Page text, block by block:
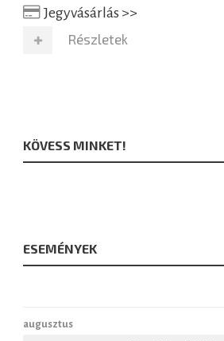
Jegyvásárlás >>
Részletek
KÖVESS MINKET!
ESEMÉNYEK
augusztus